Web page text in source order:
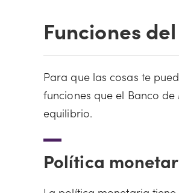
Funciones
Para que las cosas te
funciones que el Banco
equilibrio.
Política